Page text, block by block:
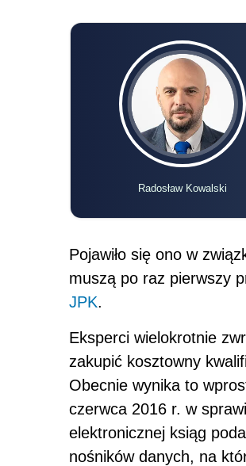
Radosław Kowalski
Pojawiło się ono w
muszą po raz pierwszy
JPK.
Eksperci wielokrotnie
zakupić kosztowny
Obecnie wynika to
czerwca 2016 r. w
elektronicznej ksiąg
nośników danych, na